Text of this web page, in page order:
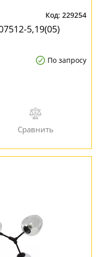
229254
5,19(05)
По запросу